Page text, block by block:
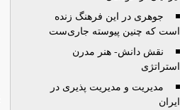
جوهرى در این فرهنگ زنده
است که چنین پیوسته جاری‌ست
نقش دانش- هنر مدرن
استراتژی
مدیریت و مدیریت پذیری در
ایران